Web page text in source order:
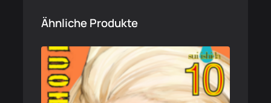
Ähnliche Produkte